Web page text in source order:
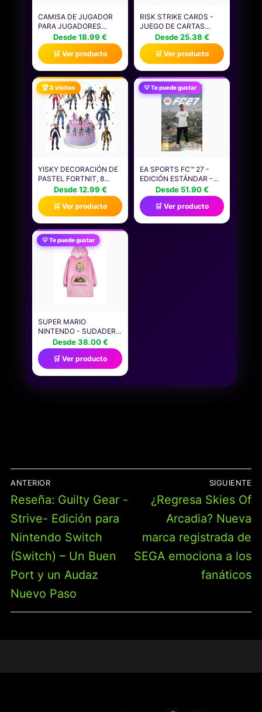
CAMISA DE JUGADOR
PARA JUGADORES
NIÑOS HOMBRES
VIDEOJUEGOS JUEGOS
CAMISETA
Desde 18.99 €
🛒 Ver producto
RISK STRIKE CARDS -
JUEGO DE CARTAS
PARA MAYORES DE 10
AÑOS Y DADOS, JUEGO
DE CARTAS DE
ESTRATEGIA DE JUEGO
RÁPIDO PARA 2-5
JUGADORES, PROMEDIO
DE 20 MINUTOS,
JUEGOS FAMILIARES,
JUEGOS DE FIESTA
Desde 25.38 €
🛒 Ver producto
🏆 3 visitas
YISKY DECORACIÓN DE
PASTEL FORTNIT, 8
PIEZAS FORTNIT
CUPCAKE TOPPERS,
DECORACIÓN PARA
TARTAS PARA
VIDEOJUEGOS,
DECORACIÓN PARA
TARTAS FORTNIT,
FORTNIT FIGURA DE
ACCIÓN, PARA FIESTA
TEMÁTICA
Desde 12.99 €
🛒 Ver producto
💡 Te puede gustar
EA SPORTS FC™ 27 -
EDICIÓN ESTÁNDAR -
NINTENDO
SWITCH|CARTUCHO
FÍSICO | VIDEOJUEGOS |
CASTELLANO
Desde 51.90 €
🛒 Ver producto
💡 Te puede gustar
SUPER MARIO
NINTENDO - SUDADERA
CON CAPUCHA PARA
NIÑAS | SUDADERA
ROSA CON CAPUCHA
PARA NIÑOS CON
GRÁFICOS DEL
PERSONAJE DE LA
Desde 38.00 €
🛒 Ver producto
DE
ENTRADAS
ANTERIOR
Entrada
anterior:
Reseña: Guilty Gear -
Strive- Edición para
Nintendo Switch
(Switch) – Un Buen
Port y un Audaz
Nuevo Paso
SIGUIENTE
Entrada
siguiente:
¿Regresa Skies Of
Arcadia? Nueva
marca registrada de
SEGA emociona a los
fanáticos